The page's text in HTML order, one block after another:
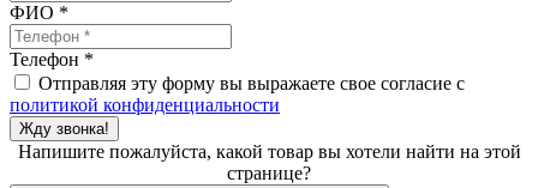
ФИО *
Телефон *
Отправляя эту форму вы выражаете свое согласие с
политикой конфиденциальности
Жду звонка!
Напишите пожалуйста, какой товар вы хотели найти на этой
странице?